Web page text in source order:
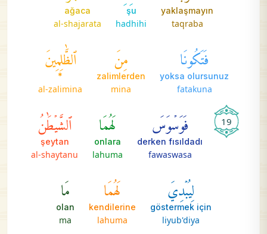
yaklaşmayın
taqraba
şu
hadhihi
ağaca
al-shajarata
فَتَكُونَا
yoksa olursunuz
fatakuna
مِنَ
zalimlerden
mina
ٱلظَّٰلِمِينَ
*
al-zalimina
19 فَوَسۡوَسَ
derken fısıldadı
fawaswasa
لَهُمَا
onlara
lahuma
ٱلشَّيۡطَٰنُ
şeytan
al-shaytanu
لِيُبۡدِيَ
göstermek için
liyub'diya
لَهُمَا
kendilerine
lahuma
مَا
olan
ma